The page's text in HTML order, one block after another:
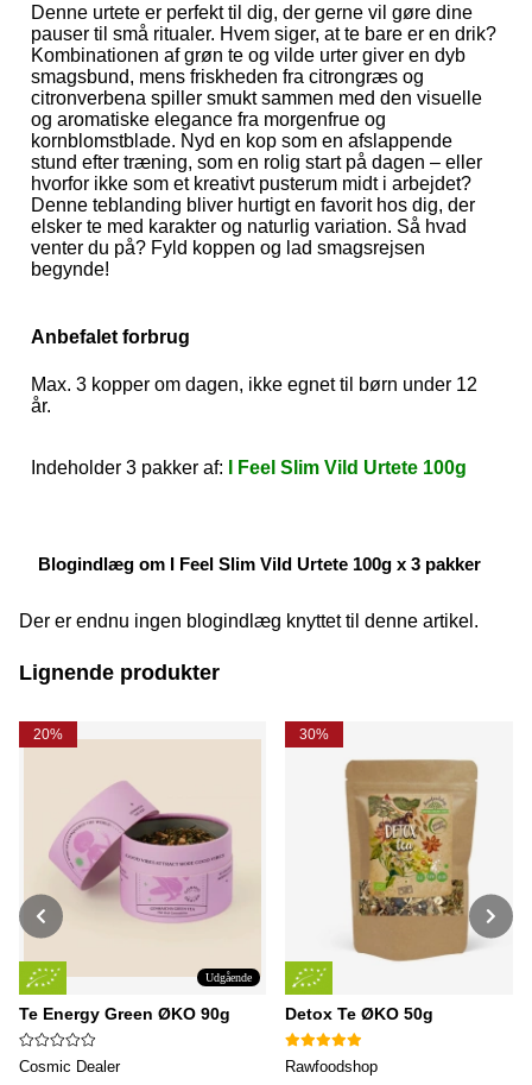
Denne urtete er perfekt til dig, der gerne vil gøre dine
pauser til små ritualer. Hvem siger, at te bare er en drik?
Kombinationen af grøn te og vilde urter giver en dyb
smagsbund, mens friskheden fra citrongræs og
citronverbena spiller smukt sammen med den visuelle
og aromatiske elegance fra morgenfrue og
kornblomstblade. Nyd en kop som en afslappende
stund efter træning, som en rolig start på dagen – eller
hvorfor ikke som et kreativt pusterum midt i arbejdet?
Denne teblanding bliver hurtigt en favorit hos dig, der
elsker te med karakter og naturlig variation. Så hvad
venter du på? Fyld koppen og lad smagsrejsen
begynde!
Anbefalet forbrug
Max. 3 kopper om dagen, ikke egnet til børn under 12
år.
Indeholder 3 pakker af: I Feel Slim Vild Urtete 100g
Blogindlæg om I Feel Slim Vild Urtete 100g x 3 pakker
Der er endnu ingen blogindlæg knyttet til denne artikel.
Lignende produkter
20%
Udgående
Te Energy Green ØKO 90g
Cosmic Dealer
30%
Detox Te ØKO 50g
Rawfoodshop